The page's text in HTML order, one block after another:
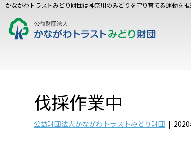
かながわトラストみどり財団は神奈川のみどりを守り育てる運動を
伐採作業中
公益財団法人かながわトラストみどり財団 |